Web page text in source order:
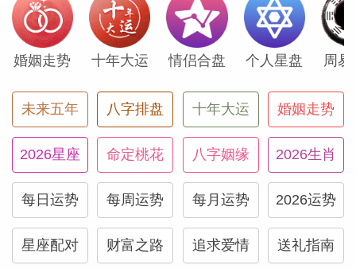
婚姻走势 十年大运 情侣合盘 个人星盘 周易
未来五年 八字排盘 十年大运 婚姻走势
2026星座 命定桃花 八字姻缘 2026生肖
每日运势 每周运势 每月运势 2026运势
星座配对 财富之路 追求爱情 送礼指南